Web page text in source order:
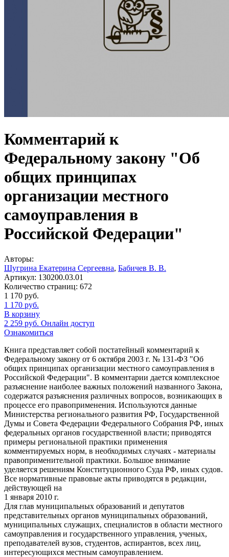
Комментарий к
Федеральному закону "Об
общих принципах
организации местного
самоуправления в
Российской Федерации"
Авторы:
Шугрина Екатерина Сергеевна, Бабичев В. В.
Артикул: 130200.03.01
Количество страниц: 672
1 170 руб.
1 170 руб.
В корзину
2 259 руб. Онлайн доступ
Ознакомиться
Книга представляет собой постатейный комментарий к
Федеральному закону от 6 октября 2003 г. № 131-ФЗ "Об
общих принципах организации местного самоуправления в
Российской Федерации". В комментарии дается комплексное
разъяснение наиболее важных положений названного Закона,
содержатся разъяснения различных вопросов, возникающих в
процессе его правоприменения. Используются данные
Министерства регионального развития РФ, Государственной
Думы и Совета Федерации Федерального Собрания РФ, иных
федеральных органов государственной власти; приводятся
примеры региональной практики применения
комментируемых норм, в необходимых случаях - материалы
правоприменительной практики. Большое внимание
уделяется решениям Конституционного Суда РФ, иных судов.
Все нормативные правовые акты приводятся в редакции,
действующей на
1 января 2010 г.
Для глав муниципальных образований и депутатов
представительных органов муниципальных образований,
муниципальных служащих, специалистов в области местного
самоуправления и государственного управления, ученых,
преподавателей вузов, студентов, аспирантов, всех лиц,
интересующихся местным самоуправлением.